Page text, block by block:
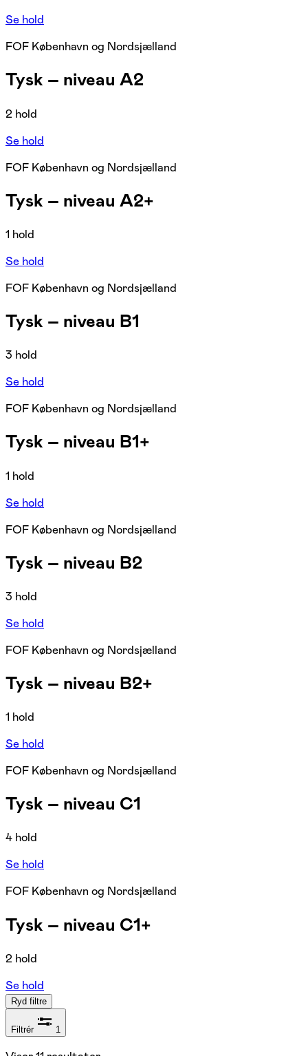
Se hold
FOF København og Nordsjælland
Tysk – niveau A2
2 hold
Se hold
FOF København og Nordsjælland
Tysk – niveau A2+
1 hold
Se hold
FOF København og Nordsjælland
Tysk – niveau B1
3 hold
Se hold
FOF København og Nordsjælland
Tysk – niveau B1+
1 hold
Se hold
FOF København og Nordsjælland
Tysk – niveau B2
3 hold
Se hold
FOF København og Nordsjælland
Tysk – niveau B2+
1 hold
Se hold
FOF København og Nordsjælland
Tysk – niveau C1
4 hold
Se hold
FOF København og Nordsjælland
Tysk – niveau C1+
2 hold
Se hold
Ryd filtre
Filtrér 1